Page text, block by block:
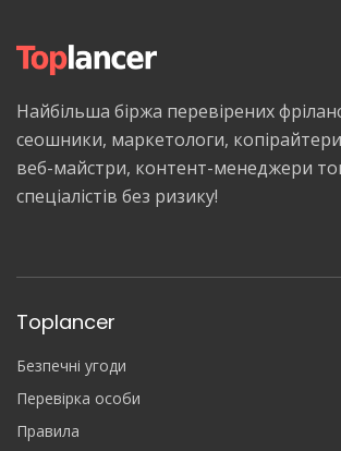
Найбільша біржа перевірених
сеошники, маркетологи,
веб-майстри, контент-менеджери
спеціалістів без ризику!
Toplancer
Безпечні угоди
Перевірка особи
Правила